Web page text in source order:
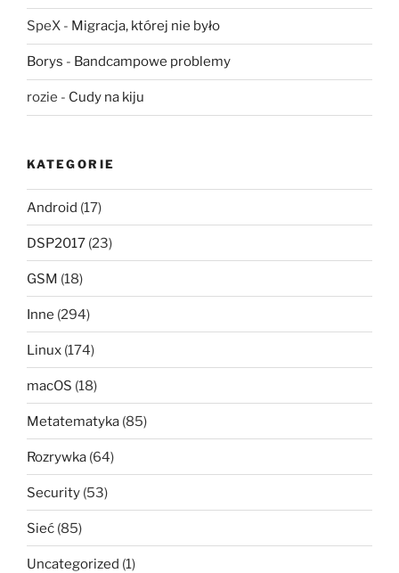
SpeX - Migracja, której nie było
Borys - Bandcampowe problemy
rozie - Cudy na kiju
KATEGORIE
Android (17)
DSP2017 (23)
GSM (18)
Inne (294)
Linux (174)
macOS (18)
Metatematyka (85)
Rozrywka (64)
Security (53)
Sieć (85)
Uncategorized (1)